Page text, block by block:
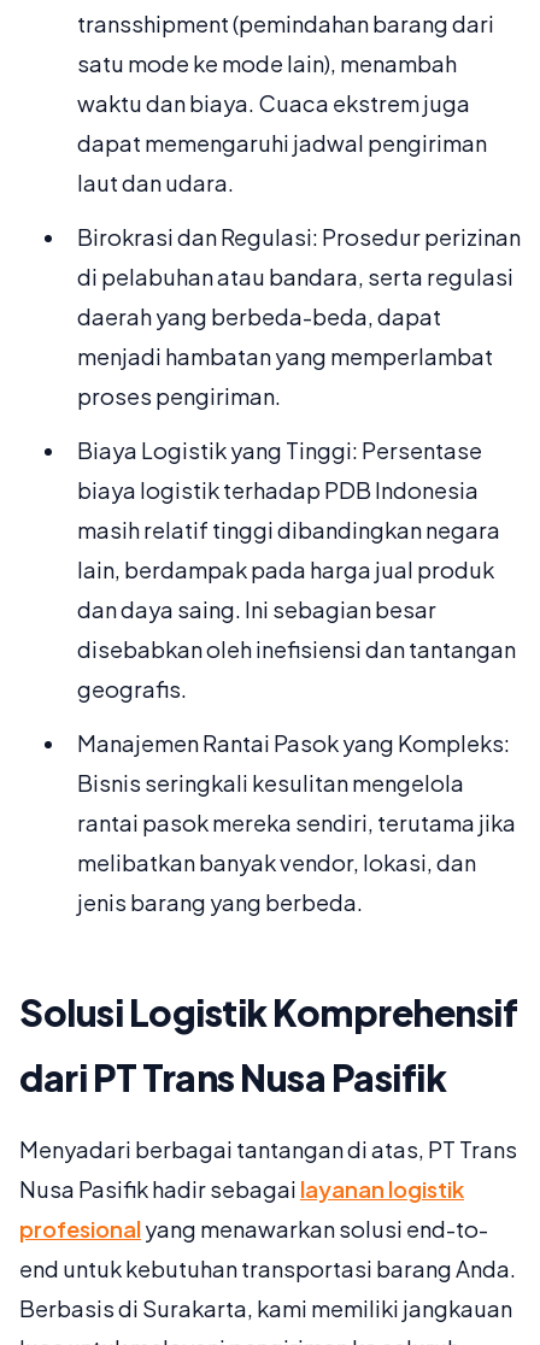
transshipment (pemindahan barang dari
satu mode ke mode lain), menambah
waktu dan biaya. Cuaca ekstrem juga
dapat memengaruhi jadwal pengiriman
laut dan udara.
Birokrasi dan Regulasi: Prosedur perizinan
di pelabuhan atau bandara, serta regulasi
daerah yang berbeda-beda, dapat
menjadi hambatan yang memperlambat
proses pengiriman.
Biaya Logistik yang Tinggi: Persentase
biaya logistik terhadap PDB Indonesia
masih relatif tinggi dibandingkan negara
lain, berdampak pada harga jual produk
dan daya saing. Ini sebagian besar
disebabkan oleh inefisiensi dan tantangan
geografis.
Manajemen Rantai Pasok yang Kompleks:
Bisnis seringkali kesulitan mengelola
rantai pasok mereka sendiri, terutama jika
melibatkan banyak vendor, lokasi, dan
jenis barang yang berbeda.
Solusi Logistik Komprehensif
dari PT Trans Nusa Pasifik
Menyadari berbagai tantangan di atas, PT Trans
Nusa Pasifik hadir sebagai layanan logistik
profesionalyang menawarkan solusi end-to-
end untuk kebutuhan transportasi barang Anda.
Berbasis di Surakarta, kami memiliki jangkauan